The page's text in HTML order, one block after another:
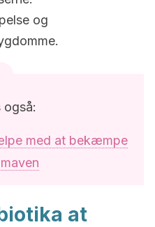
og
med at bekæmpe
at